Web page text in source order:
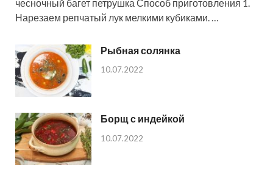
чесночный багет петрушка Способ приготовления 1.
Нарезаем репчатый лук мелкими кубиками. …
Рыбная солянка
10.07.2022
Борщ с индейкой
10.07.2022